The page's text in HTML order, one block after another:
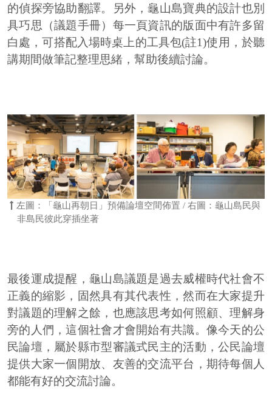
的偵探旁協助翻譯。另外，龜山島寶典的設計也別
具巧思（議題手冊）每一頁資訊的版面中有許多留
白處，可搭配入場時桌上的工具包(註1)使用，於聽
講期間做筆記整理思緒，幫助後續討論。
左圖：「龜山再朝日」預備論壇空間佈置 / 右圖：龜山島民與
非島民彼此穿插坐著
最後運成提醒，龜山島議題是過去威權時代社會不
正義的縮影，固然具有其代表性，然而在大家提升
對議題的理解之餘，也應該思考如何照顧、理解身
旁的人們，這個社會才會開始有共識。像今天的公
民論壇，屬於縣市型審議式民主的活動，公民論壇
提供大家一個開放、友善的交流平台，期待每個人
都能有好的交流討論。